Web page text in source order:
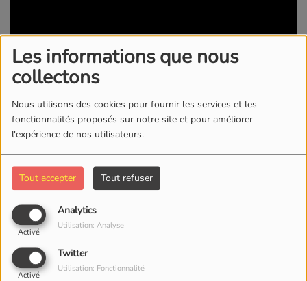
Les informations que nous
collectons
Nous utilisons des cookies pour fournir les services et les
fonctionnalités proposés sur notre site et pour améliorer
l'expérience de nos utilisateurs.
Tout accepter Tout refuser
Analytics
Activé
Utilisation: Analyse
Twitter
Activé
Utilisation: Fonctionnalité
22 SEPTEMBRE 2023 - 1612 VUES
KWI RADIO/TV
Commentaires(0)
SE CONNECTER